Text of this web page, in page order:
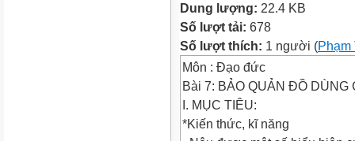
Dung lượng: 22.4 KB
Số lượt tải: 678
Số lượt thích: 1 người (
Môn : Đạo đức
Bài 7: BẢO QUẢN ĐỒ DÙNG
I. MỤC TIÊU:
*Kiến thức, kĩ năng